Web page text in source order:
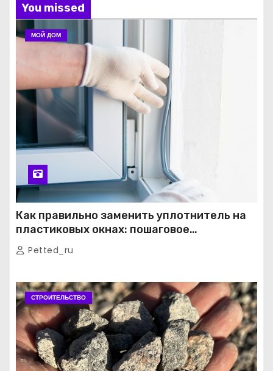
You missed
МОЙ ДОМ
Как правильно заменить уплотнитель на
пластиковых окнах: пошаговое
руководство от экспертов
Petted_ru
СТРОИТЕЛЬСТВО